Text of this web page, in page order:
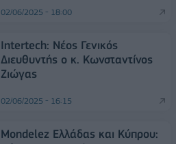
02/06/2025 - 18:00
Intertech: Νέος Γενικός
Διευθυντής ο κ. Κωνσταντίνος
Ζιώγας
02/06/2025 - 16:15
Mondelez Ελλάδας και Κύπρου: